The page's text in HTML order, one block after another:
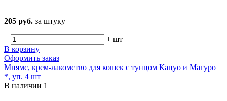
205 руб. за штуку
− + шт
В корзину
Оформить заказ
Мнямс, крем-лакомство для кошек с тунцом Кацуо и Магуро
*, уп. 4 шт
В наличии 1